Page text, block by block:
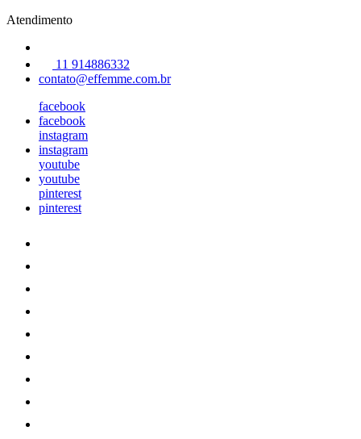
Atendimento
11 914886332
contato@effemme.com.br
facebook
facebook
instagram
instagram
youtube
youtube
pinterest
pinterest